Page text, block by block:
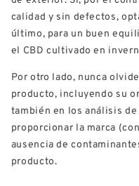
calidad y sin defectos,
último, para un buen
el CBD cultivado en
Por otro lado, nunca
producto, incluyendo su
también en los análisis
proporcionar la marca
ausencia de
producto.